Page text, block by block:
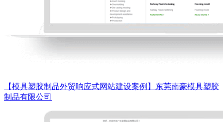
【模具塑胶制品外贸响应式网站建设案例】东莞南豪模具塑胶
制品有限公司